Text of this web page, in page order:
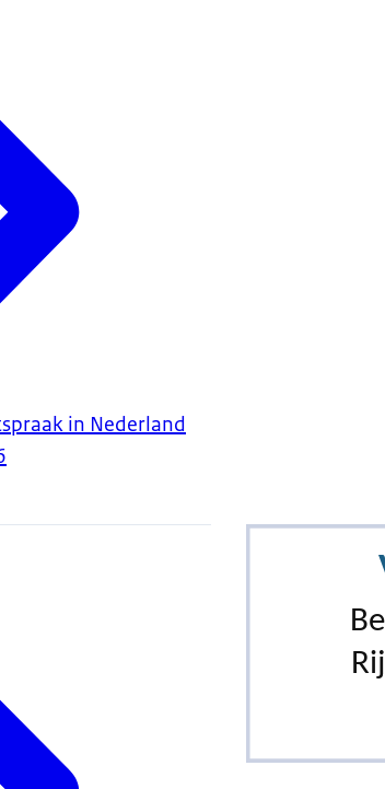
in Nederland